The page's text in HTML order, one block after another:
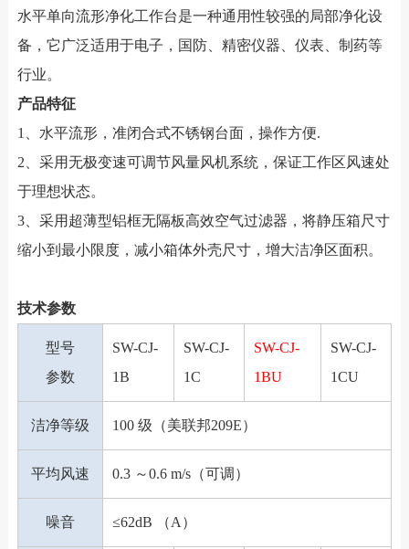
水平单向流形净化工作台是一种通用性较强的局部净化设
备，它广泛适用于电子，国防、精密仪器、仪表、制药等
行业。
产品特征
1、水平流形，准闭合式不锈钢台面，操作方便.
2、采用无极变速可调节风量风机系统，保证工作区风速处
于理想状态。
3、采用超薄型铝框无隔板高效空气过滤器，将静压箱尺寸
缩小到最小限度，减小箱体外壳尺寸，增大洁净区面积。
技术参数
型号
参数
SW-CJ-
1B
SW-CJ-
1C
SW-CJ-
1BU
SW-CJ-
1CU
洁净等级 100 级（美联邦209E）
平均风速 0.3 ～0.6 m/s（可调）
噪音 ≤62dB （A）